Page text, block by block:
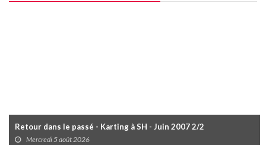
Retour dans le passé - Karting à SH - Juin 2007 2/2
Mercredi 5 août 2026